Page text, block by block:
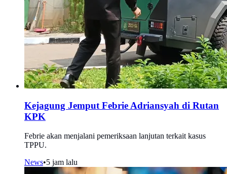
Kejagung Jemput Febrie Adriansyah di Rutan
KPK
Febrie akan menjalani pemeriksaan lanjutan terkait kasus
TPPU.
News•5 jam lalu